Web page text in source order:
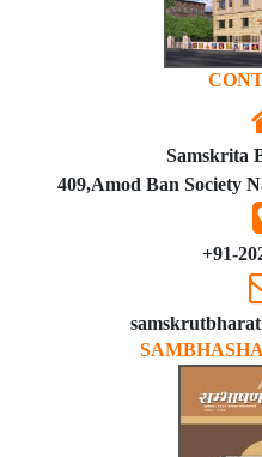
Samskrita
409,Amod Ban Society
+91-